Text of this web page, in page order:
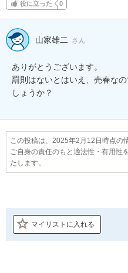
役に立った 0
山家雄二 さん
ありがとうございます。
罰則はないとはいえ、売春な
しょうか？
この投稿は、2025年2月12日時点の
ご自身の責任のもと適法性・有用性
たします。
マイリストに入れる